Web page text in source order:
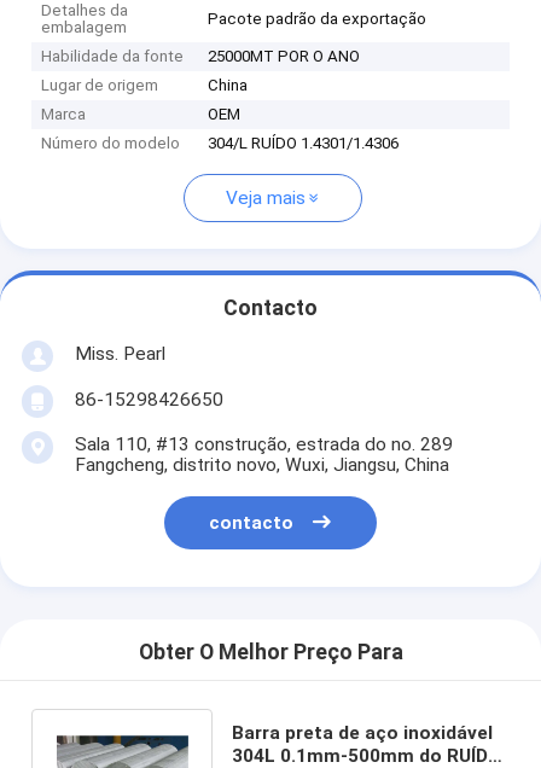
Detalhes da
embalagem
Pacote padrão da exportação
Habilidade da fonte
25000MT POR O ANO
Lugar de origem
China
Marca
OEM
Número do modelo
304/L RUÍDO 1.4301/1.4306
Veja mais
Contacto
Miss. Pearl
86-15298426650
Sala 110, #13 construção, estrada do no. 289
Fangcheng, distrito novo, Wuxi, Jiangsu, China
contacto
Obter O Melhor Preço Para
Barra preta de aço inoxidável
304L 0.1mm-500mm do RUÍDO